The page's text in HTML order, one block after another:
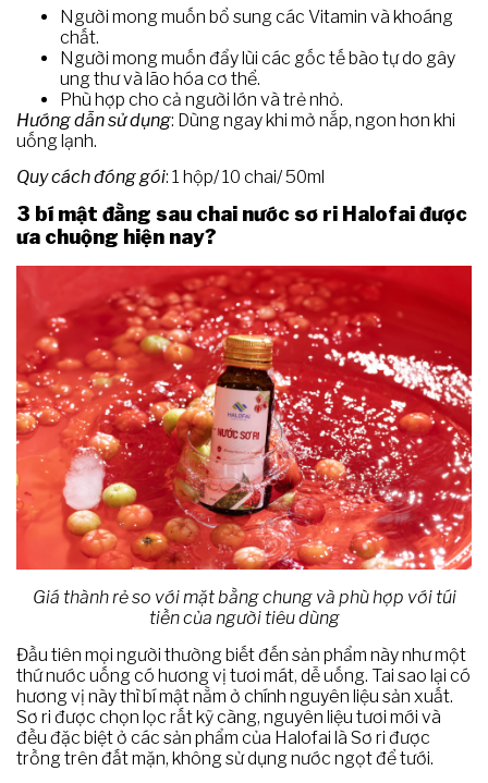
Người mong muốn bổ sung các Vitamin và khoáng
chất.
Người mong muốn đẩy lùi các gốc tế bào tự do gây
ung thư và lão hóa cơ thể.
Phù hợp cho cả người lớn và trẻ nhỏ.
Hướng dẫn sử dụng: Dùng ngay khi mở nắp, ngon hơn khi
uống lạnh.
Quy cách đóng gói: 1 hộp/ 10 chai/ 50ml
3 bí mật đằng sau chai nước sơ ri Halofai được
ưa chuộng hiện nay?
Giá thành rẻ so với mặt bằng chung và phù hợp với túi
tiền của người tiêu dùng
Đầu tiên mọi người thường biết đến sản phẩm này như một
thứ nước uống có hương vị tươi mát, dễ uống. Tai sao lại có
hương vị này thì bí mật nằm ở chính nguyên liệu sản xuất.
Sơ ri được chọn lọc rất kỹ càng, nguyên liệu tươi mới và
đều đặc biệt ở các sản phẩm của Halofai là Sơ ri được
trồng trên đất mặn, không sử dụng nước ngọt để tưới.